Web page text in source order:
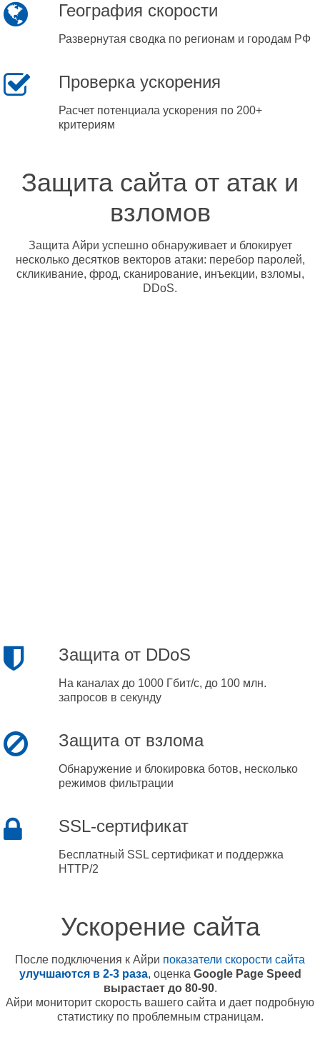
География скорости
Развернутая сводка по регионам и городам РФ
Проверка ускорения
Расчет потенциала ускорения по 200+
критериям
Защита сайта от атак и
взломов
Защита Айри успешно обнаруживает и блокирует
несколько десятков векторов атаки: перебор паролей,
скликивание, фрод, сканирование, инъекции, взломы,
DDoS.
Защита от DDoS
На каналах до 1000 Гбит/с, до 100 млн.
запросов в секунду
Защита от взлома
Обнаружение и блокировка ботов, несколько
режимов фильтрации
SSL-сертификат
Бесплатный SSL сертификат и поддержка
HTTP/2
Ускорение сайта
После подключения к Айри показатели скорости сайта
улучшаются в 2-3 раза, оценка Google Page Speed
вырастает до 80-90.
Айри мониторит скорость вашего сайта и дает подробную
статистику по проблемным страницам.